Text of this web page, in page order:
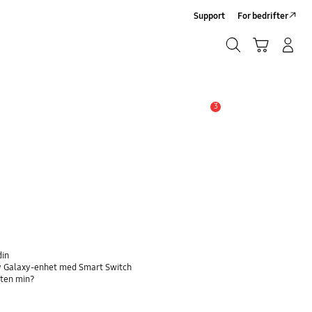
Support For bedrifter
3
enhet med Smart Switch
min?